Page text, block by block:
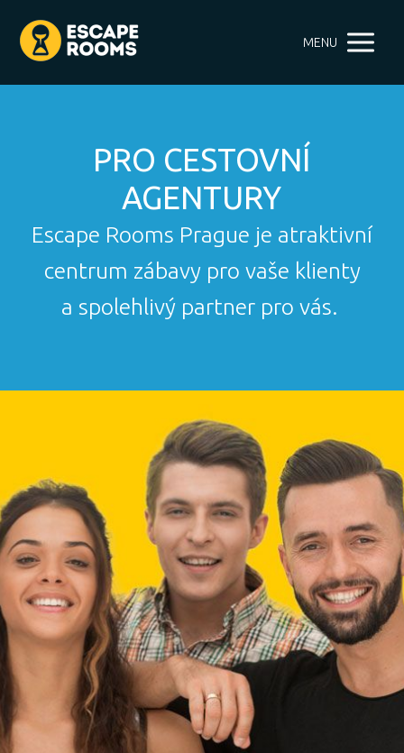
MENU
PRO CESTOVNÍ
AGENTURY
Escape Rooms Prague je atraktivní
centrum zábavy pro vaše klienty
a spolehlivý partner pro vás.